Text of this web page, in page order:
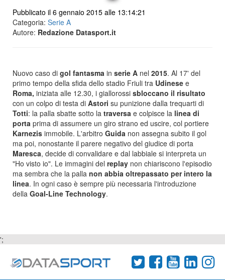
Pubblicato il 6 gennaio 2015 alle 13:14:21
Categoria: Serie A
Autore: Redazione Datasport.it
Nuovo caso di gol fantasma in serie A nel 2015. Al 17' del
primo tempo della sfida dello stadio Friuli tra Udinese e
Roma, iniziata alle 12.30, i giallorossi sbloccano il risultato
con un colpo di testa di Astori su punizione dalla trequarti di
Totti: la palla sbatte sotto la traversa e colpisce la linea di
porta prima di assumere un giro strano ed uscire, col portiere
Karnezis immobile. L'arbitro Guida non assegna subito il gol
ma poi, nonostante il parere negativo del giudice di porta
Maresca, decide di convalidare e dal labbiale si interpreta un
"Ho visto io". Le immagini del replay non chiariscono l'episodio
ma sembra che la palla non abbia oltrepassato per intero la
linea. In ogni caso è sempre più necessaria l'introduzione
della Goal-Line Technology.
';